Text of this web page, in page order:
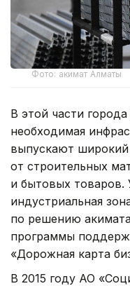
Фото: акимат Алматы
В этой части
необходимая
выпускают
от строительных
и бытовых товаров.
индустриальная
по решению
программы
«Дорожная карта
В 2015 году АО